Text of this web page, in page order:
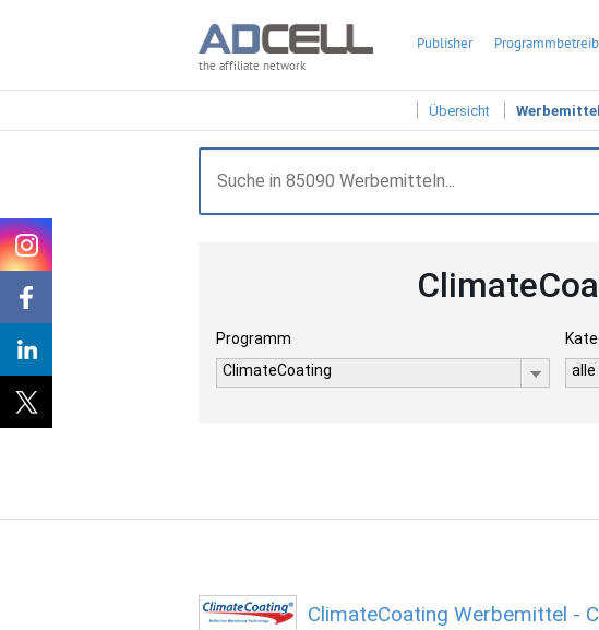
the affiliate network
Publisher
Übersicht Werbemittel
Programm
ClimateCoating
alle
ClimateCoating Werbemittel -